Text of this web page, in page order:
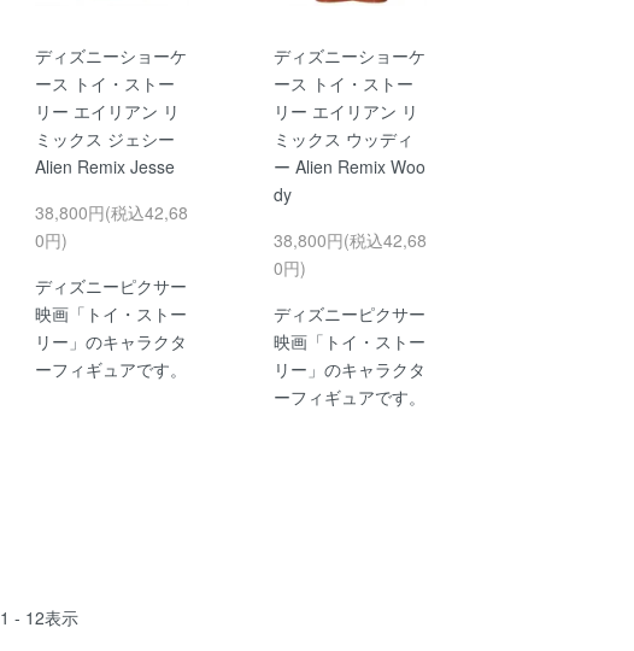
ディズニーショーケ
ース トイ・ストー
リー エイリアン リ
ミックス ジェシー
Alien Remix Jesse
38,800円(税込42,68
0円)
ディズニーピクサー
映画「トイ・ストー
リー」のキャラクタ
ーフィギュアです。
ディズニーショーケ
ース トイ・ストー
リー エイリアン リ
ミックス ウッディ
ー Alien Remix Woo
dy
38,800円(税込42,68
0円)
ディズニーピクサー
映画「トイ・ストー
リー」のキャラクタ
ーフィギュアです。
1 - 12表示